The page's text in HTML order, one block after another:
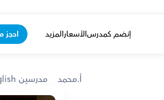
إنضم كمدرسالأسعارالمزيد احجز
English مدرسين أ.محمد